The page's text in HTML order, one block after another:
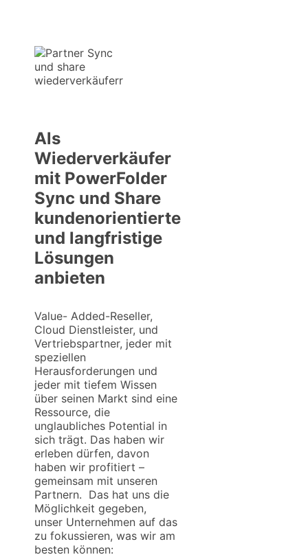
Als
Wiederverkäufer
mit PowerFolder
Sync und Share
kundenorientierte
und langfristige
Lösungen
anbieten
Value- Added-Reseller,
Cloud Dienstleister, und
Vertriebspartner, jeder mit
speziellen
Herausforderungen und
jeder mit tiefem Wissen
über seinen Markt sind eine
Ressource, die
unglaubliches Potential in
sich trägt. Das haben wir
erleben dürfen, davon
haben wir profitiert –
gemeinsam mit unseren
Partnern. Das hat uns die
Möglichkeit gegeben,
unser Unternehmen auf das
zu fokussieren, was wir am
besten können: